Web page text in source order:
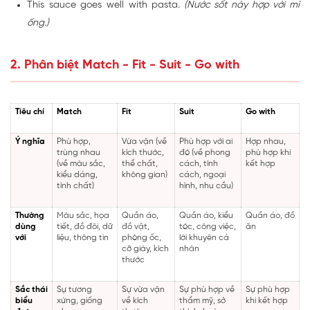
This sauce goes well with pasta. (Nước sốt này hợp với mì
ống.)
2. Phân biệt Match - Fit - Suit - Go with
Tiêu chí Match Fit Suit Go with
Ý nghĩa
Phù hợp,
trùng nhau
(về màu sắc,
kiểu dáng,
tính chất)
Vừa vặn (về
kích thước,
thể chất,
không gian)
Phù hợp với ai
đó (về phong
cách, tính
cách, ngoại
hình, nhu cầu)
Hợp nhau,
phù hợp khi
kết hợp
Thường
dùng
với
Màu sắc, họa
tiết, đồ đôi, dữ
liệu, thông tin
Quần áo,
đồ vật,
phòng ốc,
cỡ giày, kích
thước
Quần áo, kiểu
tóc, công việc,
lời khuyên cá
nhân
Quần áo, đồ
ăn
Sắc thái
biểu
Sự tương
xứng, giống
Sự vừa vặn
về kích
Sự phù hợp về
thẩm mỹ, sở
Sự phù hợp
khi kết hợp